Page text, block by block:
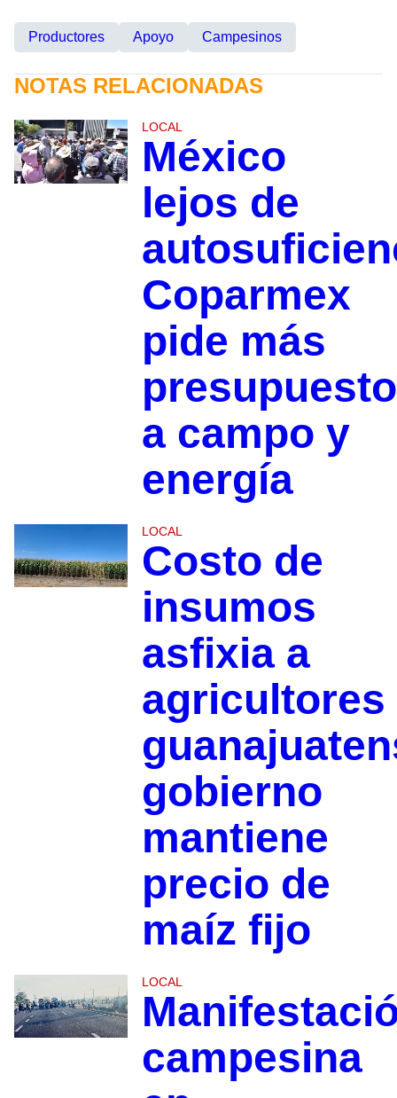
Productores Apoyo Campesinos
NOTAS RELACIONADAS
LOCAL
México
lejos de
Coparmex
pide más
presupuesto
a campo y
energía
LOCAL
Costo de
insumos
asfixia a
agricultores
gobierno
mantiene
precio de
maíz fijo
LOCAL
campesina